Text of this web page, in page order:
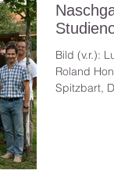
Bild (v.r.):
Roland
Spitzbart,